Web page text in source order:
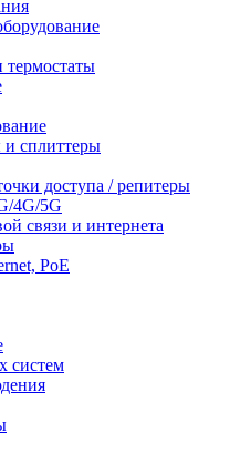
сплиттеры
доступа / репитеры
4G/5G
связи и интернета
PoE
систем